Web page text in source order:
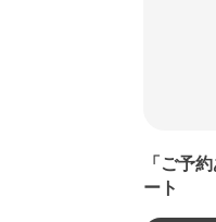
「ご予
ート